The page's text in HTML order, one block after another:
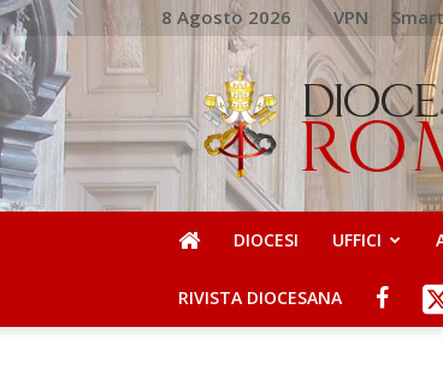
8 Agosto 2026 VPN
DIOCESI
DI
ROMA
DIOCESI UFFICI
RIVISTA DIOCESANA